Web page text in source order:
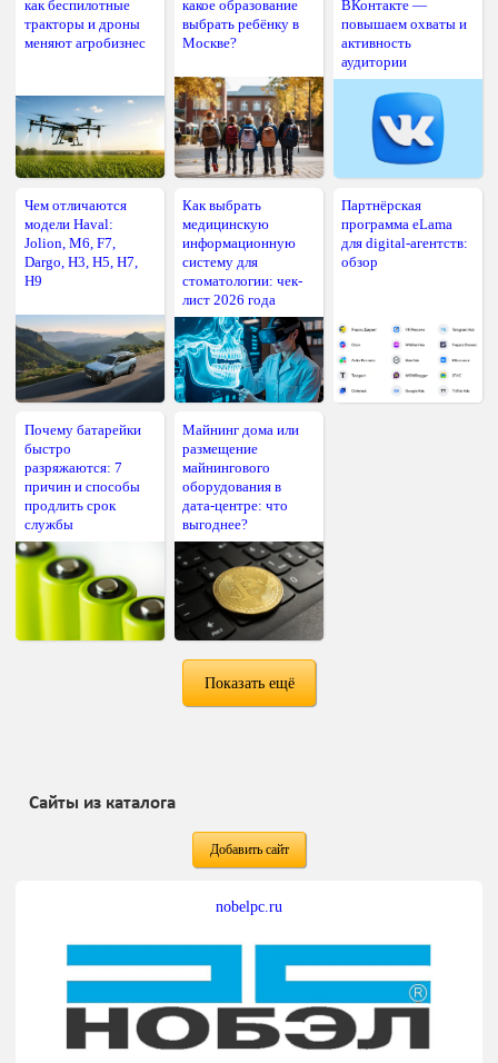
как беспилотные
тракторы и дроны
меняют агробизнес
какое образование
выбрать ребёнку в
Москве?
ВКонтакте —
повышаем охваты и
активность
аудитории
Чем отличаются
модели Haval:
Jolion, M6, F7,
Dargo, H3, H5, H7,
H9
Как выбрать
медицинскую
информационную
систему для
стоматологии: чек-
лист 2026 года
Партнёрская
программа eLama
для digital-агентств:
обзор
Почему батарейки
быстро
разряжаются: 7
причин и способы
продлить срок
службы
Майнинг дома или
размещение
майнингового
оборудования в
дата-центре: что
выгоднее?
Показать ещё
Сайты из каталога
Добавить сайт
nobelpc.ru